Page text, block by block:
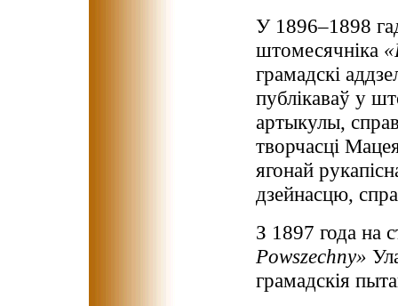
У 1896–1898
штомесячніка
грамадскі
публікаваў у
артыкулы,
творчасці
ягонай
дзейнасцю,
З 1897 года на
Powszechny»
грамадскія